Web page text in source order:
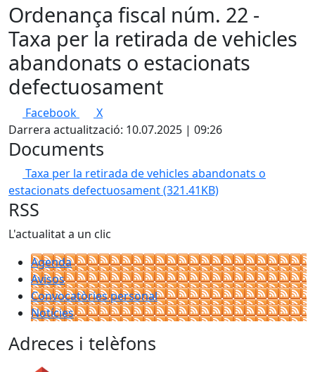
Ordenança fiscal núm. 22 -
Taxa per la retirada de vehicles
abandonats o estacionats
defectuosament
Facebook
X
Darrera actualització: 10.07.2025 | 09:26
Documents
Taxa per la retirada de vehicles abandonats o
estacionats defectuosament(321.41KB)
RSS
L'actualitat a un clic
Agenda
Avisos
Convocatòries personal
Notícies
Adreces i telèfons